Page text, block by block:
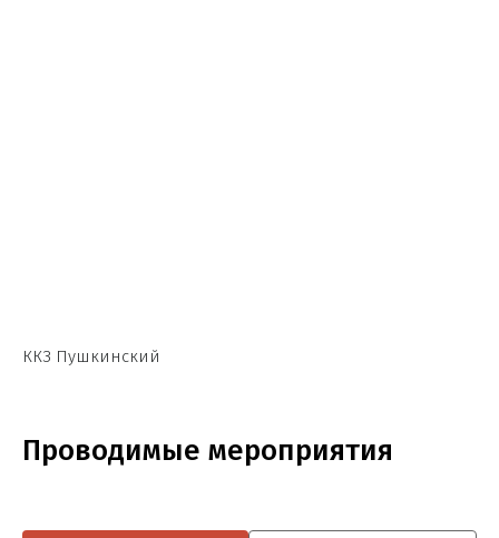
ККЗ Пушкинский
Проводимые мероприятия